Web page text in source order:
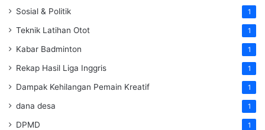
Sosial & Politik 1
Teknik Latihan Otot 1
Kabar Badminton 1
Rekap Hasil Liga Inggris 1
Dampak Kehilangan Pemain Kreatif 1
dana desa 1
DPMD 1